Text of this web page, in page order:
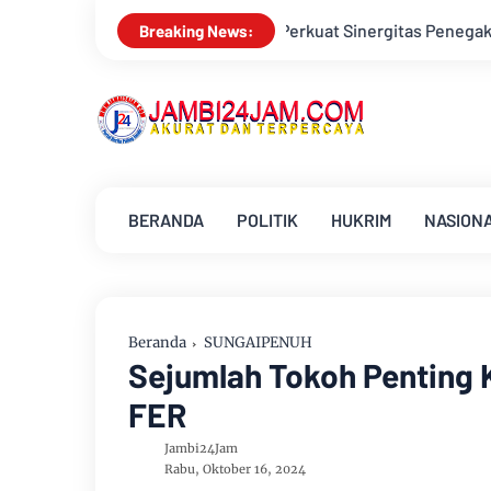
Breaking News:
Perkuat Sinergitas Penegakan Hukum Bupati
BERANDA POLITIK HUKRIM
Beranda SUNGAIPENUH
Sejumlah Tokoh Penting
FER
Jambi24Jam
Rabu, Oktober 16, 2024